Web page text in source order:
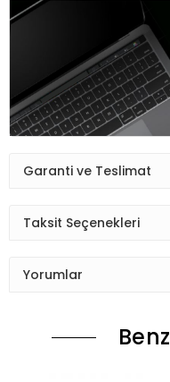
Garanti ve Teslimat
Taksit Seçenekleri
Yorumlar